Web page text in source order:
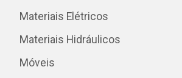
Materiais Elétricos
Materiais Hidráulicos
Móveis